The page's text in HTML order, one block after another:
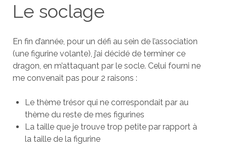
Le soclage
En fin d’année, pour un défi au sein de l’association
(une figurine volante), j’ai décidé de terminer ce
dragon, en m’attaquant par le socle. Celui fourni ne
me convenait pas pour 2 raisons :
Le thème trésor qui ne correspondait par au
thème du reste de mes figurines
La taille que je trouve trop petite par rapport à
la taille de la figurine